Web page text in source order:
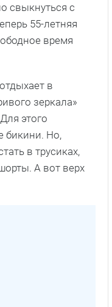
свыкнуться с
55-летняя
время
в
зеркала»
этого
бикини. Но,
в трусиках,
А вот верх